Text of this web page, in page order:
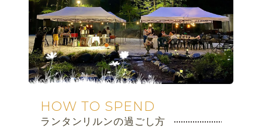
HOW TO SPEND
ランタンリルンの過ごし方